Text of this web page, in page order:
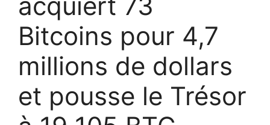
Bitcoins pour 4,7
millions de dollars
et pousse le Trésor